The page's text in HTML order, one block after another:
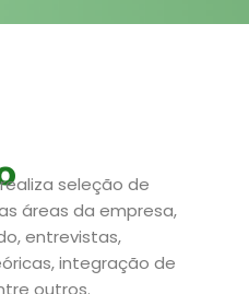
seleção de
áreas da empresa,
entrevistas,
integração de
outros.